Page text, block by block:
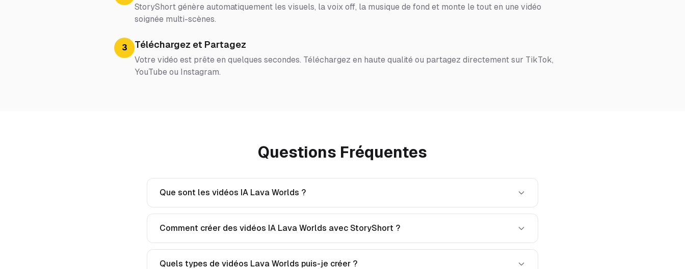
StoryShort génère automatiquement les visuels, la voix off, la musique de fond et monte le tout en une vidéo
soignée multi-scènes.
3 Téléchargez et Partagez
Votre vidéo est prête en quelques secondes. Téléchargez en haute qualité ou partagez directement sur TikTok,
YouTube ou Instagram.
Questions Fréquentes
Que sont les vidéos IA Lava Worlds ?
Comment créer des vidéos IA Lava Worlds avec StoryShort ?
Quels types de vidéos Lava Worlds puis-je créer ?